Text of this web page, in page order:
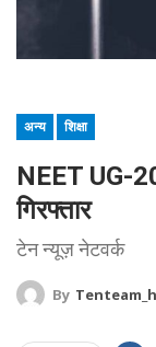
अन्य शिक्षा
NEET UG-
गिरफ्तार
टेन न्यूज़ नेटवर्क
By